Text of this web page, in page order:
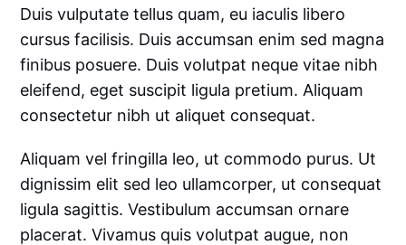
Duis vulputate tellus quam, eu iaculis libero
cursus facilisis. Duis accumsan enim sed magna
finibus posuere. Duis volutpat neque vitae nibh
eleifend, eget suscipit ligula pretium. Aliquam
consectetur nibh ut aliquet consequat.
Aliquam vel fringilla leo, ut commodo purus. Ut
dignissim elit sed leo ullamcorper, ut consequat
ligula sagittis. Vestibulum accumsan ornare
placerat. Vivamus quis volutpat augue, non